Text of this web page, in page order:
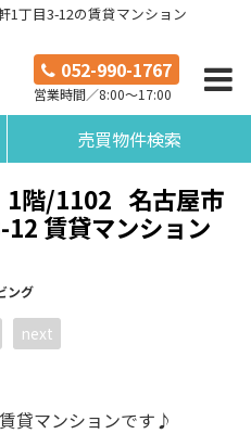
1丁目3-12の賃貸マンション
052-990-1767
営業時間／8:00～17:00
売買物件検索
1階/1102 名古屋市
賃貸マンション
ング
next
貸マンションです♪